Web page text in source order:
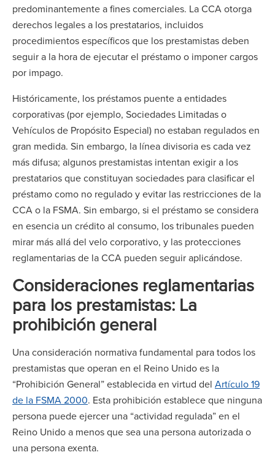
predominantemente a fines comerciales. La CCA otorga
derechos legales a los prestatarios, incluidos
procedimientos específicos que los prestamistas deben
seguir a la hora de ejecutar el préstamo o imponer cargos
por impago.
Históricamente, los préstamos puente a entidades
corporativas (por ejemplo, Sociedades Limitadas o
Vehículos de Propósito Especial) no estaban regulados en
gran medida. Sin embargo, la línea divisoria es cada vez
más difusa; algunos prestamistas intentan exigir a los
prestatarios que constituyan sociedades para clasificar el
préstamo como no regulado y evitar las restricciones de la
CCA o la FSMA. Sin embargo, si el préstamo se considera
en esencia un crédito al consumo, los tribunales pueden
mirar más allá del velo corporativo, y las protecciones
reglamentarias de la CCA pueden seguir aplicándose.
Consideraciones reglamentarias
para los prestamistas: La
prohibición general
Una consideración normativa fundamental para todos los
prestamistas que operan en el Reino Unido es la
“Prohibición General” establecida en virtud del Artículo 19
de la FSMA 2000. Esta prohibición establece que ninguna
persona puede ejercer una “actividad regulada” en el
Reino Unido a menos que sea una persona autorizada o
una persona exenta.